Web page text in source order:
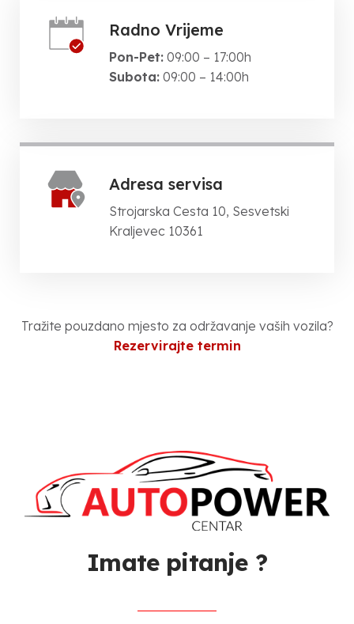
Radno Vrijeme
Pon-Pet: 09:00 – 17:00h
Subota: 09:00 – 14:00h
Adresa servisa
Strojarska Cesta 10, Sesvetski
Kraljevec 10361
Tražite pouzdano mjesto za održavanje vaših vozila?
Rezervirajte termin
Imate pitanje ?